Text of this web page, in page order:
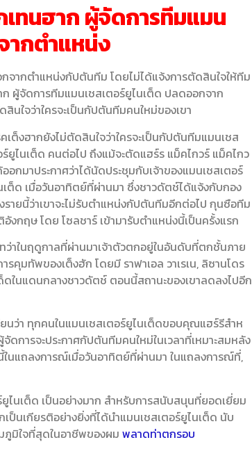
ทนฮาก ผู้จัดการทีมแมน
ากตำแหน่ง
จากตำแหน่งกัปตันทีม โดยไม่ได้แจ้งการตัดสินใจให้ทีม
ก ผู้จัดการทีมแมนเชสเตอร์ยูไนเต็ด ปลดออกจาก
ใจว่าใครจะเป็นกัปตันทีมคนใหม่ของเขา
คเต็งฮากยังไม่ตัดสินใจว่าใครจะเป็นกัปตันทีมแมนเชส
ร์ยูไนเต็ด คนต่อไป ถึงแม้จะตัดแฮร์ร แม็คไกวร์ แม็คไกว
ออกมาประกาศว่าได้นัดประชุมกับเจ้าของแมนเชสเตอร์
เต็ด เมื่อวันอาทิตย์ที่ผ่านมา ซึ่งชาวดัตช์ได้แจ้งกับกอง
รายนี้ว่าเขาจะไม่รับตำแหน่งกัปตันทีมอีกต่อไป กุนซือทีม
อังกฤษ โดย โซลชาร์ เข้ามารับตำแหน่งนี้เป็นครั้งแรก
ว่าในฤดูกาลที่ผ่านมาเจ้าตัวตกอยู่ในอันดับที่ตกชั้นภาย
ารคุมทัพของเต็งฮัก โดยมี ราฟาเอล วาเรเน, ลิซานโดร
ดในแดนกลางชาวดัตช์ ตอนนี้สถานะของเขาลดลงไปอีก
นว่า ทุกคนในแมนเชสเตอร์ยูไนเต็ดขอบคุณแฮร์รีสําห
การจะประกาศกัปตันทีมคนใหม่ในเวลาที่เหมาะสมหลัง
ในแถลงการณ์เมื่อวันอาทิตย์ที่ผ่านมา ในแถลงการณ์ที่,
นเต็ด เป็นอย่างมาก สำหรับการสนับสนุนที่ยอดเยี่ยม
นเกียรติอย่างยิ่งที่ได้นำแมนเชสเตอร์ยูไนเต็ด นับ
ภูมิใจที่สุดในอาชีพของผม พลาดท่าตกรอบ